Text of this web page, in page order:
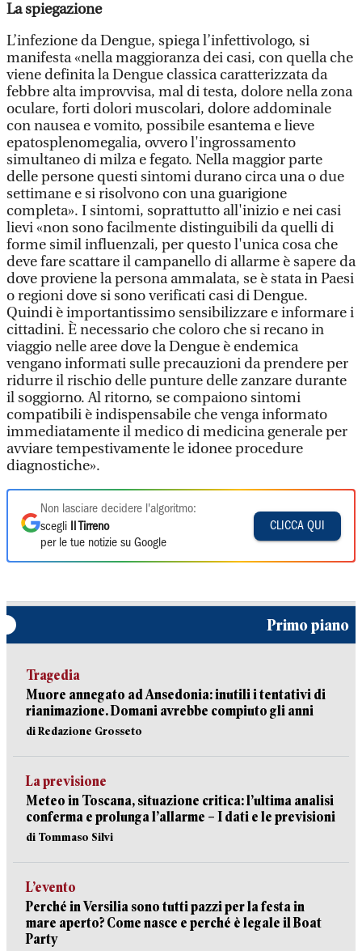
La spiegazione
L’infezione da Dengue, spiega l’infettivologo, si
manifesta «nella maggioranza dei casi, con quella che
viene definita la Dengue classica caratterizzata da
febbre alta improvvisa, mal di testa, dolore nella zona
oculare, forti dolori muscolari, dolore addominale
con nausea e vomito, possibile esantema e lieve
epatosplenomegalia, ovvero l'ingrossamento
simultaneo di milza e fegato. Nella maggior parte
delle persone questi sintomi durano circa una o due
settimane e si risolvono con una guarigione
completa». I sintomi, soprattutto all'inizio e nei casi
lievi «non sono facilmente distinguibili da quelli di
forme simil influenzali, per questo l'unica cosa che
deve fare scattare il campanello di allarme è sapere da
dove proviene la persona ammalata, se è stata in Paesi
o regioni dove si sono verificati casi di Dengue.
Quindi è importantissimo sensibilizzare e informare i
cittadini. È necessario che coloro che si recano in
viaggio nelle aree dove la Dengue è endemica
vengano informati sulle precauzioni da prendere per
ridurre il rischio delle punture delle zanzare durante
il soggiorno. Al ritorno, se compaiono sintomi
compatibili è indispensabile che venga informato
immediatamente il medico di medicina generale per
avviare tempestivamente le idonee procedure
diagnostiche».
Non lasciare decidere l'algoritmo:
scegli
Il Tirreno
per le tue notizie su Google
CLICCA QUI
Primo piano
Tragedia
Muore annegato ad Ansedonia: inutili i tentativi di
rianimazione. Domani avrebbe compiuto gli anni
di Redazione Grosseto
La previsione
Meteo in Toscana, situazione critica: l’ultima analisi
conferma e prolunga l’allarme – I dati e le previsioni
di Tommaso Silvi
L’evento
Perché in Versilia sono tutti pazzi per la festa in
mare aperto? Come nasce e perché è legale il Boat
Party